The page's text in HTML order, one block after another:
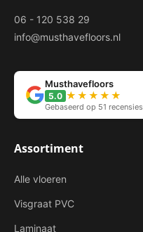
06 - 120 538 29
info@musthavefloors.nl
Musthavefloors
5.0 ★★★★★
Gebaseerd op 51 recensies
Assortiment
Alle vloeren
Visgraat PVC
Laminaat